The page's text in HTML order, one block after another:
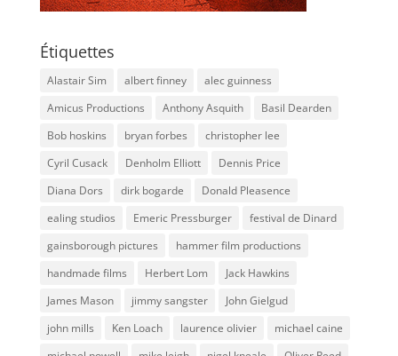
Étiquettes
Alastair Sim albert finney
alec guinness
Amicus Productions
Anthony Asquith
Basil Dearden
Bob hoskins
bryan forbes
christopher lee
Cyril Cusack
Denholm Elliott
Dennis Price
Diana Dors
dirk bogarde
Donald Pleasence
ealing studios
Emeric Pressburger
festival de Dinard
gainsborough pictures
hammer film productions
handmade films
Herbert Lom
Jack Hawkins
James Mason
jimmy sangster
John Gielgud
john mills
Ken Loach laurence olivier
michael caine